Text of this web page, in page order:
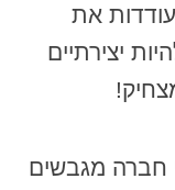
את
יצירתיים
חברה מגבשים